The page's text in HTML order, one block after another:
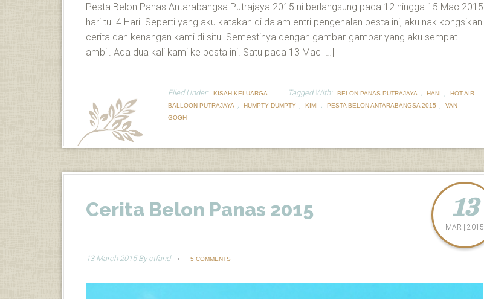
Pesta Belon Panas Antarabangsa Putrajaya 2015 ni berlangsung pada 12 hingga 15 Mac 2015
hari tu. 4 Hari. Seperti yang aku katakan di dalam entri pengenalan pesta ini, aku nak kongsikan
cerita dan kenangan kami di situ. Semestinya dengan gambar-gambar yang aku sempat
ambil. Ada dua kali kami ke pesta ini. Satu pada 13 Mac […]
Filed Under: KISAH KELUARGA Tagged With: BELON PANAS PUTRAJAYA HANI
HOT AIR
BALLOON PUTRAJAYA
HUMPTY DUMPTY KIMI PESTA BELON ANTARABANGSA 2015
VAN
GOGH
Cerita Belon Panas 2015 13
MAR | 2015
13 March 2015Byctfand 5 COMMENTS